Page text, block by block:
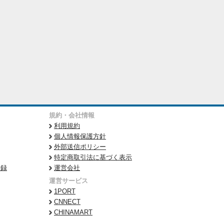
規約・会社情報
利用規約
個人情報保護方針
外部送信ポリシー
特定商取引法に基づく表示
運営会社
運営サービス
1PORT
CNNECT
CHINAMART